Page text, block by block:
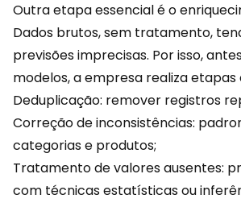
Outra etapa essencial é o
Dados brutos, sem tratamento,
previsões imprecisas. Por isso,
modelos, a empresa realiza etapas
Deduplicação: remover registros
Correção de inconsistências:
categorias e produtos;
Tratamento de valores ausentes:
com técnicas estatísticas ou